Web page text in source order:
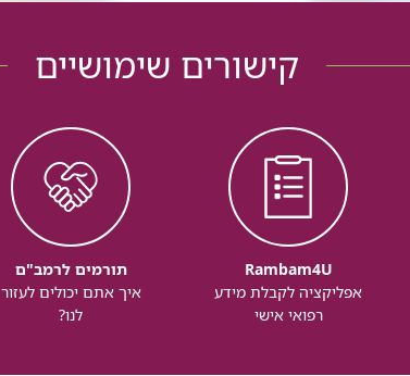
קישורים שימושיים
Rambam4U
אפליקציה לקבלת מידע
רפואי אישי
תורמים לרמב"ם
איך אתם יכולים לעזור
לנו?